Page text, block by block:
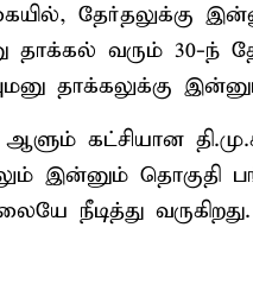
தேர்தலுக்கு
தாக்கல் வரும் 30-
தாக்கலுக்கு
கட்சியான
இன்னும் தொகுதி
நீடித்து வருகிறது.